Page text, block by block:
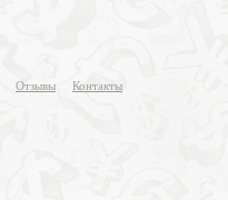
Отзывы Контакты